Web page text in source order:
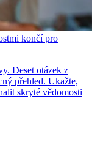
končí pro
Deset otázek z
přehled. Ukažte,
skryté vědomosti